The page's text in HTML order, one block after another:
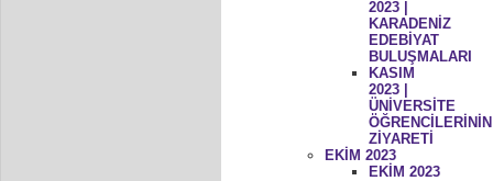
2023 |
KARADENİZ
EDEBİYAT
BULUŞMALARI
KASIM
2023 |
ÜNİVERSİTE
ÖĞRENCİLERİNİN
ZİYARETİ
EKİM 2023
EKİM 2023